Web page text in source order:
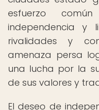
esfuerzo
independencia y
rivalidades y
amenaza persa
una lucha por la
de sus valores y
El deseo de